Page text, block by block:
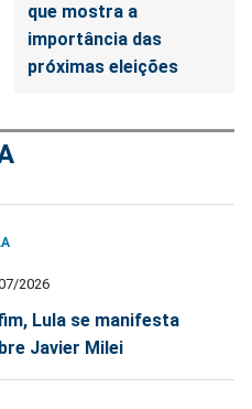
que mostra a
importância das
próximas eleições
2026
Lula se manifesta
Javier Milei